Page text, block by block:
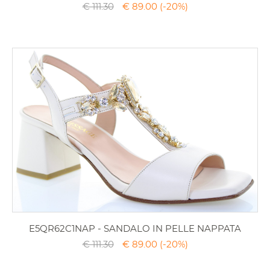
€ 111.30
€ 89.00(-20%)
E5QR62C1NAP - SANDALO IN PELLE NAPPATA
€ 111.30
€ 89.00(-20%)